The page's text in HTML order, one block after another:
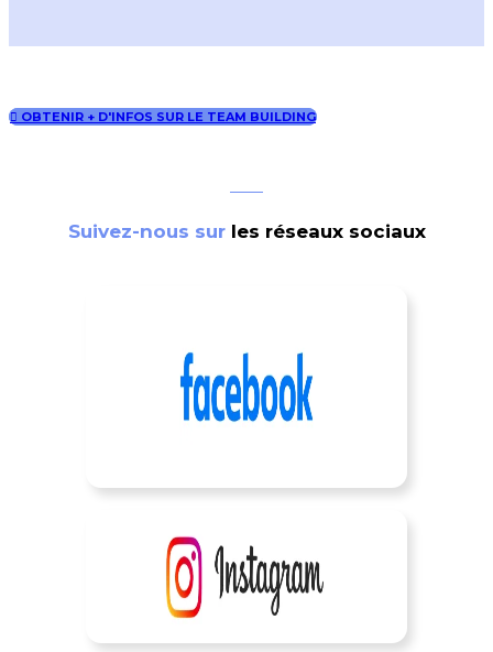
OBTENIR + D'INFOS SUR LE TEAM BUILDING
Suivez-nous sur les réseaux sociaux